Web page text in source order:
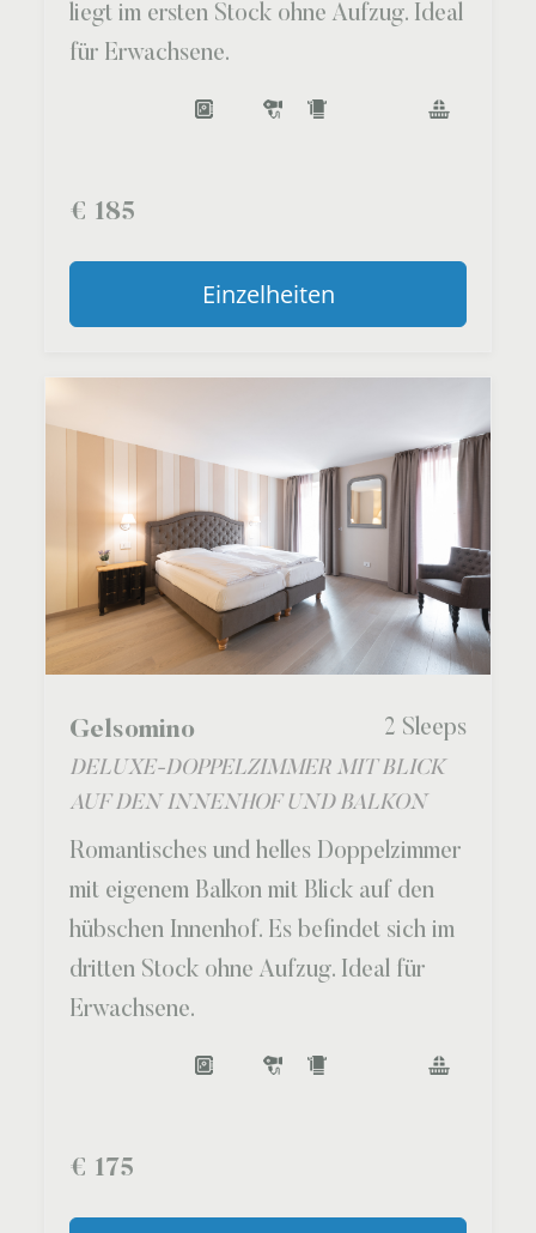
liegt im ersten Stock ohne Aufzug. Ideal
für Erwachsene.
€ 185
Einzelheiten
Gelsomino 2 Sleeps
DELUXE-DOPPELZIMMER MIT BLICK
AUF DEN INNENHOF UND BALKON
Romantisches und helles Doppelzimmer
mit eigenem Balkon mit Blick auf den
hübschen Innenhof. Es befindet sich im
dritten Stock ohne Aufzug. Ideal für
Erwachsene.
€ 175